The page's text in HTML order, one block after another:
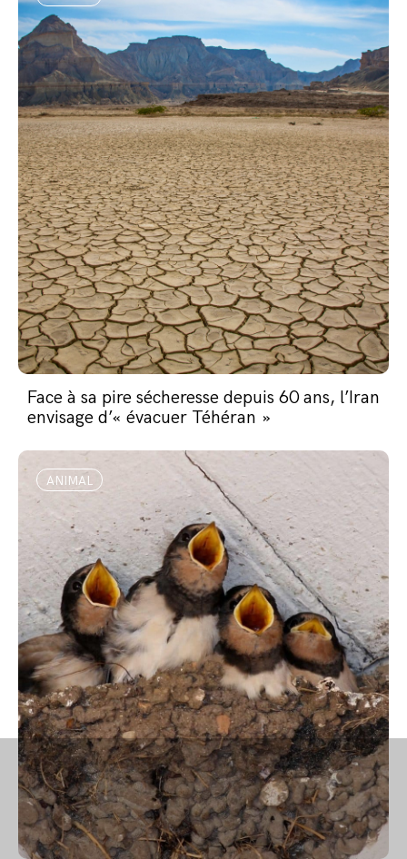
Face à sa pire sécheresse depuis 60 ans, l’Iran
envisage d’« évacuer Téhéran »
ANIMAL